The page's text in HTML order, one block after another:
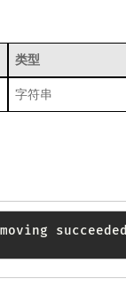
类型
字符串
succeeded